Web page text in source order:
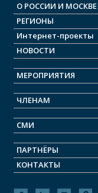
О РОСCИИ И МОСКВЕ
РЕГИОНЫ
Интернет-проекты
НОВОСТИ
МЕРОПРИЯТИЯ
ЧЛЕНАМ
СМИ
ПАРТНЁРЫ
КОНТАКТЫ